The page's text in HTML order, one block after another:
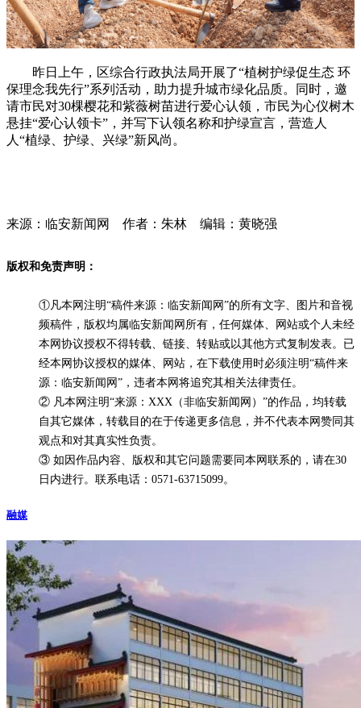
昨日上午，区综合行政执法局开展了“植树护绿促生态 环
保理念我先行”系列活动，助力提升城市绿化品质。同时，邀
请市民对30棵樱花和紫薇树苗进行爱心认领，市民为心仪树木
悬挂“爱心认领卡”，并写下认领名称和护绿宣言，营造人
人“植绿、护绿、兴绿”新风尚。
来源：临安新闻网 作者：朱林 编辑：黄晓强
版权和免责声明：
①凡本网注明“稿件来源：临安新闻网”的所有文字、图片和音视
频稿件，版权均属临安新闻网所有，任何媒体、网站或个人未经
本网协议授权不得转载、链接、转贴或以其他方式复制发表。已
经本网协议授权的媒体、网站，在下载使用时必须注明“稿件来
源：临安新闻网”，违者本网将追究其相关法律责任。
② 凡本网注明“来源：XXX（非临安新闻网）”的作品，均转载
自其它媒体，转载目的在于传递更多信息，并不代表本网赞同其
观点和对其真实性负责。
③ 如因作品内容、版权和其它问题需要同本网联系的，请在30
日内进行。联系电话：0571-63715099。
融媒